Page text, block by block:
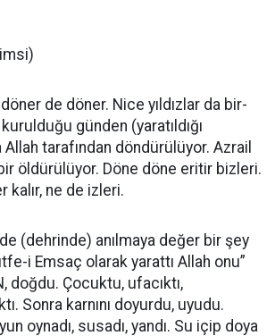
de döner. Nice yıldızlar da bir-
günden (yaratıldığı
tarafından döndürülüyor. Azrail
öldürülüyor. Döne döne eritir bizleri.
kalır, ne de izleri.
(dehrinde) anılmaya değer bir şey
i Emsaç olarak yarattı Allah onu”
doğdu. Çocuktu, ufacıktı,
Sonra karnını doyurdu, uyudu.
oynadı, susadı, yandı. Su içip doya